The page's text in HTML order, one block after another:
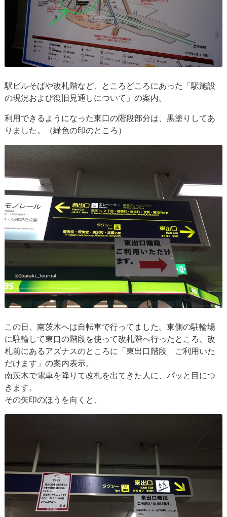
駅ビルそばや改札階など、ところどころにあった「駅施設
の現況および復旧見通しについて」の案内。
利用できるようになった東口の階段部分は、黒塗りしてあ
りました。（緑色の印のところ）
この日、南茨木へは自転車で行ってました。東側の駐輪場
に駐輪して東口の階段を使って改札階へ行ったところ、改
札前にあるアズナスのところに「東出口階段 ご利用いた
だけます」の案内表示。
南茨木で電車を降りて改札を出てきた人に、パッと目につ
きます。
その矢印のほうを向くと、